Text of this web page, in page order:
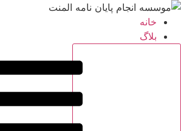
خانه
بلاگ